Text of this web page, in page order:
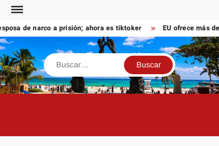
Saltar
contenido
de narco a prisión; ahora es tiktoker EU ofrece más de
Buscar